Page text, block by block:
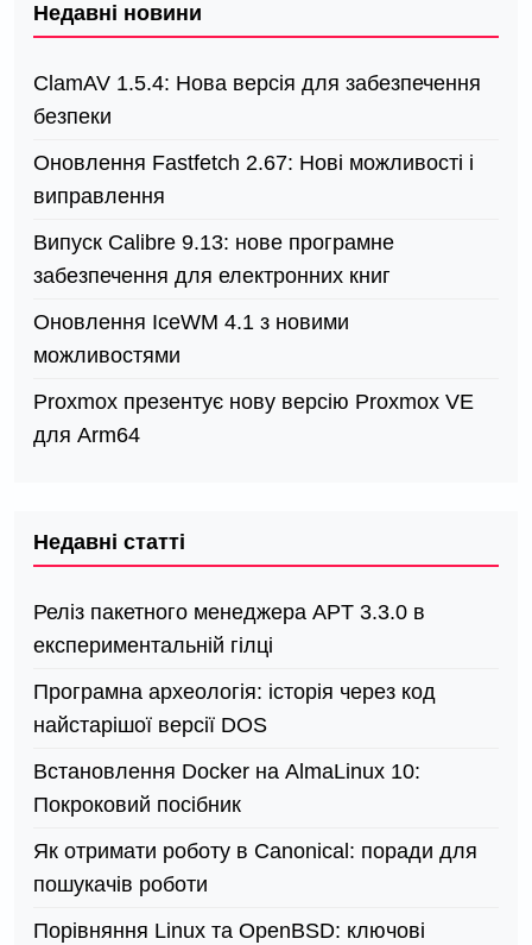
Недавні новини
ClamAV 1.5.4: Нова версія для забезпечення
безпеки
Оновлення Fastfetch 2.67: Нові можливості і
виправлення
Випуск Calibre 9.13: нове програмне
забезпечення для електронних книг
Оновлення IceWM 4.1 з новими
можливостями
Proxmox презентує нову версію Proxmox VE
для Arm64
Недавні статті
Реліз пакетного менеджера APT 3.3.0 в
експериментальній гілці
Програмна археологія: історія через код
найстарішої версії DOS
Встановлення Docker на AlmaLinux 10:
Покроковий посібник
Як отримати роботу в Canonical: поради для
пошукачів роботи
Порівняння Linux та OpenBSD: ключові